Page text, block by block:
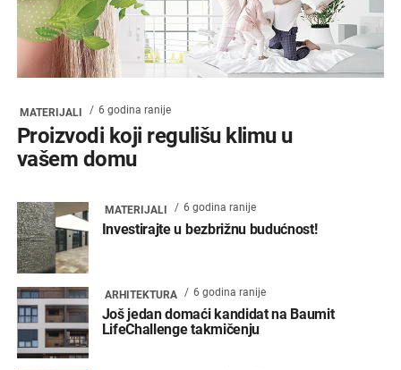
MATERIJALI 6 godina ranije
Proizvodi koji regulišu klimu u
vašem domu
MATERIJALI 6 godina ranije
Investirajte u bezbrižnu budućnost!
ARHITEKTURA 6 godina ranije
Još jedan domaći kandidat na Baumit
LifeChallenge takmičenju